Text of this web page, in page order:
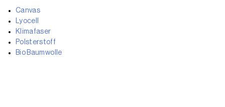
Canvas
Lyocell
Klimafaser
Polsterstoff
Bio Baumwolle